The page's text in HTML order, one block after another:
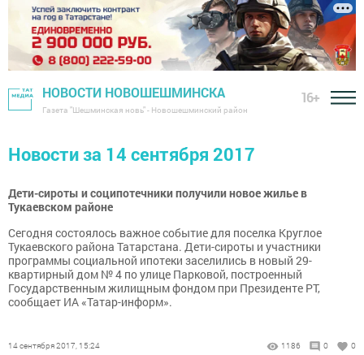
НОВОСТИ НОВОШЕШМИНСКА
Газета "Шешминская новь" - Новошешминский район
16+
Новости за 14 сентября 2017
Дети-сироты и соципотечники получили новое жилье в
Тукаевском районе
Сегодня состоялось важное событие для поселка Круглое
Тукаевского района Татарстана. Дети-сироты и участники
программы социальной ипотеки заселились в новый 29-
квартирный дом № 4 по улице Парковой, построенный
Государственным жилищным фондом при Президенте РТ,
сообщает ИА «Татар-информ».
14 сентября 2017, 15:24 1186 0 0